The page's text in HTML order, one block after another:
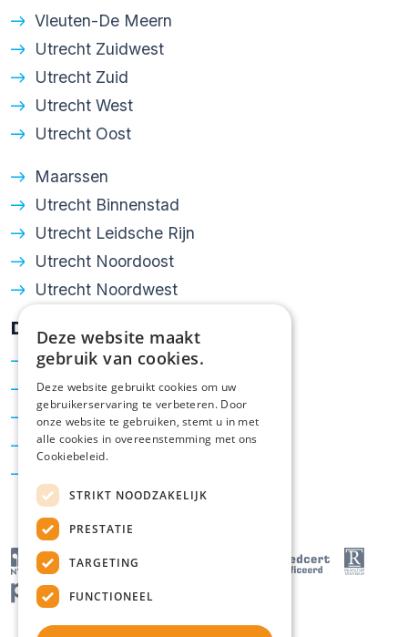
Vleuten-De Meern
Utrecht Zuidwest
Utrecht Zuid
Utrecht West
Utrecht Oost
Maarssen
Utrecht Binnenstad
Utrecht Leidsche Rijn
Utrecht Noordoost
Utrecht Noordwest
Diensten
Verkoop
Aankoop
Taxatie
Hypotheken
Deze website maakt
gebruik van cookies.
Deze website gebruikt cookies om uw
gebruikerservaring te verbeteren. Door
onze website te gebruiken, stemt u in met
alle cookies in overeenstemming met ons
Cookiebeleid.
STRIKT NOODZAKELIJK
PRESTATIE
TARGETING
FUNCTIONEEL